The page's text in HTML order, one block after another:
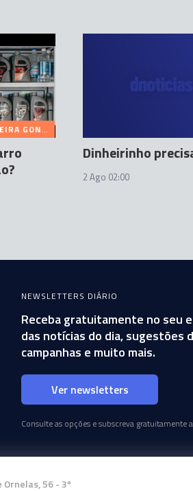
& FILHOS
Dinheirinho
2 Ago 02:00
NEWSLETTERS DIÁRIO
Receba gratuitamente no seu
das notícias do dia, sugestões
campanhas e muito mais.
Ver newsletters
Consulte as opções e subscreva gratuitamente
Ornelas, 56 - 3º